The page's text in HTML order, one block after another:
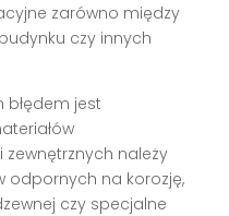
zarówno między
czy innych
błędem jest
należy
odpornych na korozję,
czy specjalne